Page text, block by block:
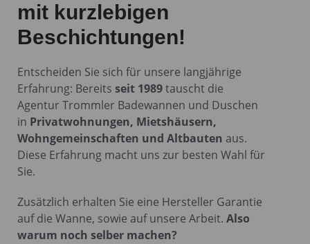
mit kurzlebigen
Beschichtungen!
Entscheiden Sie sich für unsere langjährige
Erfahrung: Bereits seit 1989tauscht die
Agentur Trommler Badewannen und Duschen
in Privatwohnungen, Mietshäusern,
Wohngemeinschaften und Altbauten aus.
Diese Erfahrung macht uns zur besten Wahl für
Sie.
Zusätzlich erhalten Sie eine Hersteller Garantie
auf die Wanne, sowie auf unsere Arbeit. Also
warum noch selber machen?